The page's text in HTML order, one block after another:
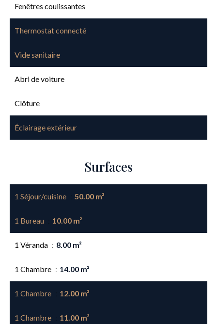
Fenêtres coulissantes
Thermostat connecté
Vide sanitaire
Abri de voiture
Clôture
Éclairage extérieur
Surfaces
1 Séjour/cuisine 50.00 m²
1 Bureau 10.00 m²
1 Véranda 8.00 m²
1 Chambre 14.00 m²
1 Chambre 12.00 m²
1 Chambre 11.00 m²